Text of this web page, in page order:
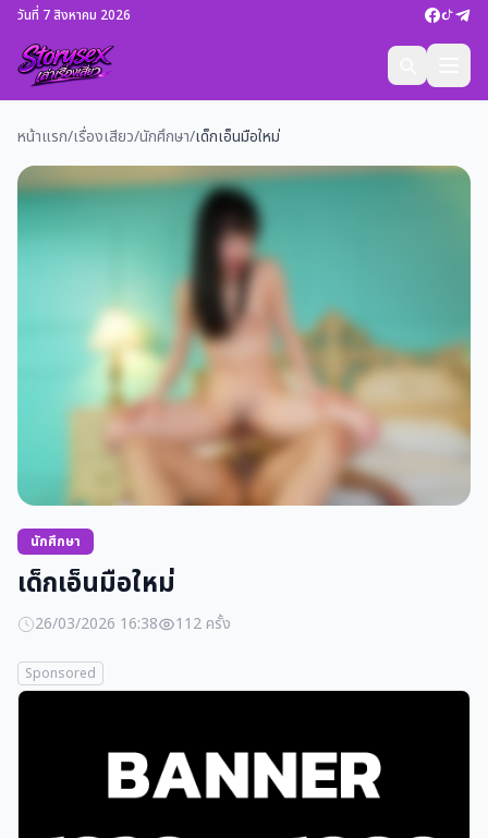
วันที่ 7 สิงหาคม 2026
หน้าแรก/เรื่องเสียว/นักศึกษา/เด็กเอ็นมือใหม่
นักศึกษา
เด็กเอ็นมือใหม่
26/03/2026 16:38 112 ครั้ง
Sponsored